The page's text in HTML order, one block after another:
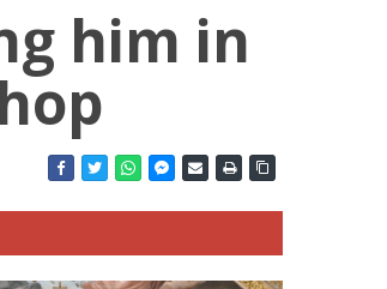
him in